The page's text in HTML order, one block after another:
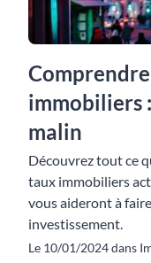
immobiliers
malin
Découvrez tout ce
taux immobiliers
vous aideront à
investissement.
Le 10/01/2024 dans